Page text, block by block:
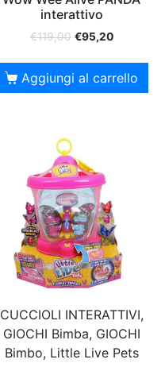
interattivo
€119,00 €95,20
Aggiungi al carrello
CUCCIOLI INTERATTIVI,
GIOCHI Bimba, GIOCHI
Bimbo, Little Live Pets